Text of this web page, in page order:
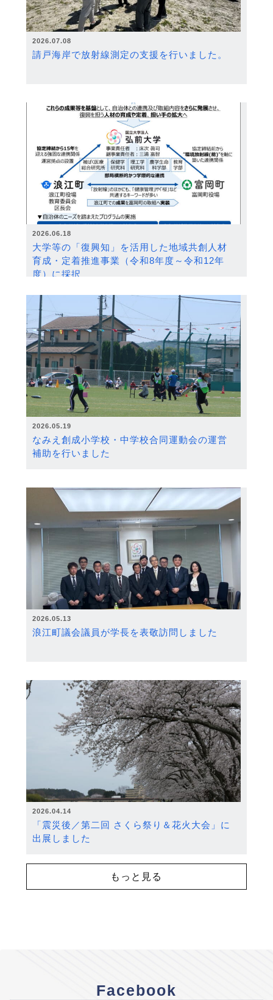
2026.07.08
請戸海岸で放射線測定の支援を行いました。
2026.06.18
大学等の「復興知」を活用した地域共創人材
育成・定着推進事業（令和8年度～令和12年
度）に採択
2026.05.19
なみえ創成小学校・中学校合同運動会の運営
補助を行いました
2026.05.13
浪江町議会議員が学長を表敬訪問しました
2026.04.14
「震災後／第二回 さくら祭り＆花火大会」に
出展しました
もっと見る
Facebook